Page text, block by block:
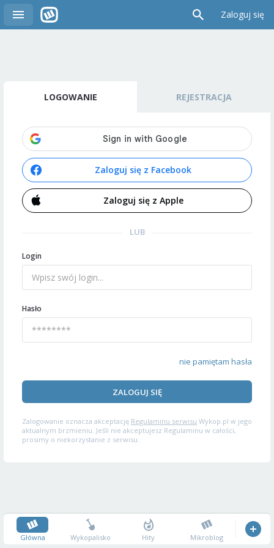
Zaloguj się
LOGOWANIE REJESTRACJA
Zaloguj się z Facebook
Zaloguj się z Apple
LUB
Login
Hasło
nie pamiętam hasła
ZALOGUJ SIĘ
Zalogowanie oznacza akceptację Regulaminu serwisu Wykop.pl w jego
aktualnym brzmieniu. Jeśli nie akceptujesz Regulaminu w całości,
prosimy o niekorzystanie z serwisu.
Główna Wykopalisko Hity Mikroblog